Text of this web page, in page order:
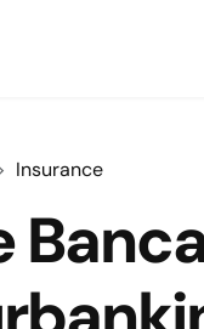
Insurance